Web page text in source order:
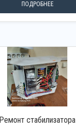
ПОДРОБНЕЕ
Ремонт стабилизатора